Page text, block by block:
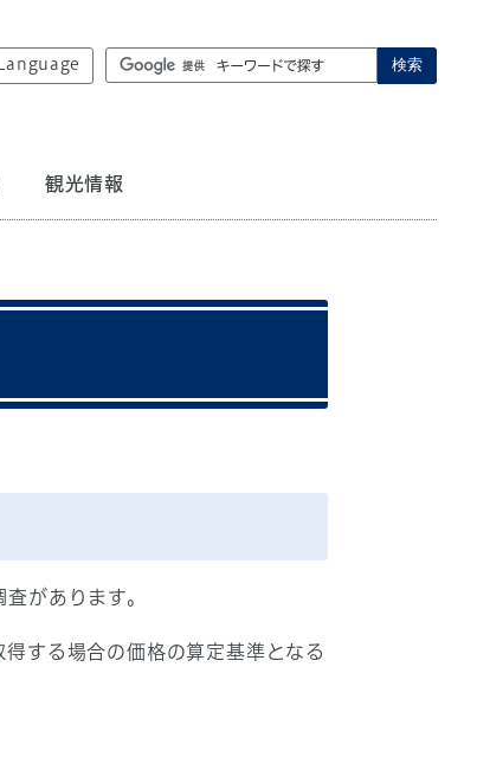
Language 検索
観光情報
があります。
する場合の価格の算定基準となる